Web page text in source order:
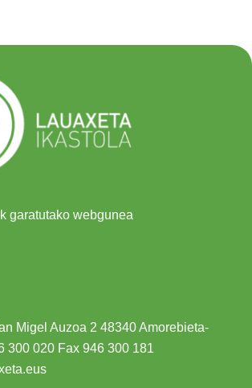
garatutako webgunea
Migel Auzoa 2 48340 Amorebieta-
300 020 Fax 946 300 181